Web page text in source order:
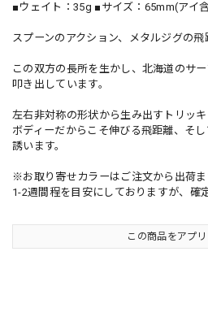
■ウェイト：35g ■サイズ：65mm(アイ
スプーンのアクション、メタルジグの飛
この双方の長所を生かし、北海道のサ
叩き出しています。
左右非対称の形状から生み出すトリッ
ボディーだからこそ伸びる飛距離、そ
誘います。
※お取り寄せカラーはご注文から出荷
1-2週間程を目安にしておりますが、確
この商品をアプ